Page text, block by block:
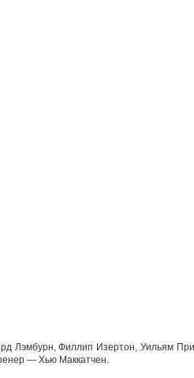
Лэмбурн, Филлип Изертон, Уильям
— Хью Маккатчен.